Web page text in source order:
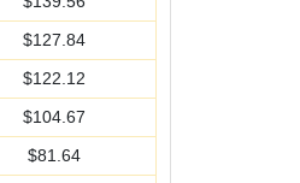
$127.84
$122.12
$104.67
$81.64